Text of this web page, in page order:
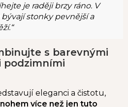
je raději brzy ráno. V
stonky pevnější a
s barevnými
podzimními
eleganci a čistotu,
více než jen tuto